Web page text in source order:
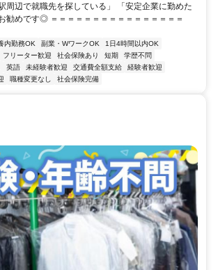
周辺で就職先を探している」 「安定企業に勤めた
勧めです◎ ＝＝＝＝＝＝＝＝＝＝＝＝＝＝＝＝
内勤務OK 副業・WワークOK
1日4時間以内OK
フリーター歓迎 社会保険あり 短期
学歴不問
英語 未経験者歓迎 交通費全額支給
経験者歓迎
職種変更なし 社会保険完備